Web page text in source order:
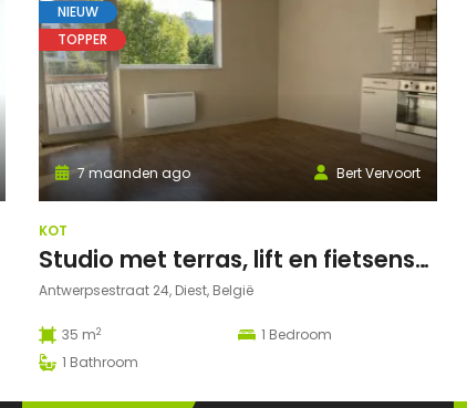
NIEUW
TOPPER
Bert Vervoort
7 maanden ago
KOT
Studio met terras, lift en fietsenstalling in Diest
Antwerpsestraat 24, Diest, België
35 m2 1 Bedroom
1 Bathroom